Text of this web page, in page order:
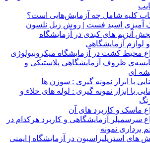
کلیه شامل چه آزمایش‌هایی است؟
آمیزی اسید فست | روش زیل نلسون
آنزیم های کبدی در آزمایشگاه
لوازم آزمایشگاهی
محیط کشت در آزمایشگاه میکروبیولوژی
ظروف آزمایشگاهی پلاستیکی و
ای
با ابزار نمونه گیری : سوزن ها
با ابزار نمونه گیری : لوله های خلاء و
ماسک و کاربرد های آن
سرسمپلر آزمایشگاهی و کاربرد هرکدام در
برداری نمونه
های استریلیزاسیون در آزمایشگاه | ایمنی